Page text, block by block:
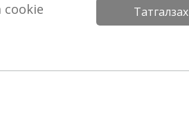
cookie
Татгалзах